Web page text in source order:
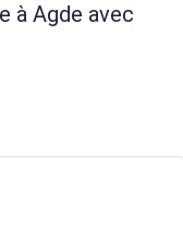
à Agde avec